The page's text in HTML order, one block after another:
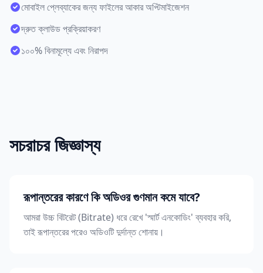
মোবাইল প্লেব্যাকের জন্য ফাইলের আকার অপ্টিমাইজেশন
দ্রুত ক্লাউড প্রক্রিয়াকরণ
১০০% বিনামূল্যে এবং নিরাপদ
সচরাচর জিজ্ঞাস্য
রূপান্তরের কারণে কি অডিওর গুণমান কমে যাবে?
আমরা উচ্চ বিটরেট (Bitrate) ধরে রেখে 'স্মার্ট এনকোডিং' ব্যবহার করি,
তাই রূপান্তরের পরেও অডিওটি দুর্দান্ত শোনায়।